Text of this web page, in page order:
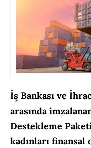
İş Bankası ve
arasında
Destekleme
kadınları